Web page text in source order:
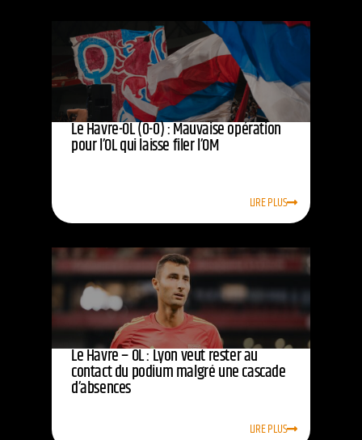
Le Havre-OL (0-0) : Mauvaise opération
pour l’OL qui laisse filer l’OM
LIRE PLUS
Le Havre – OL : Lyon veut rester au
contact du podium malgré une cascade
d’absences
LIRE PLUS